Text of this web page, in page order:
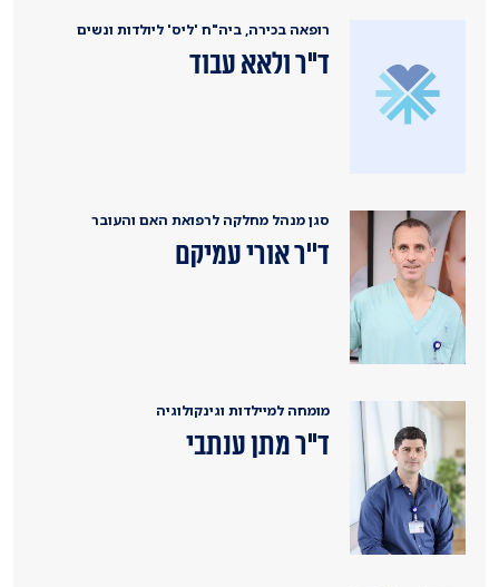
רופאה בכירה, ביה"ח 'ליס' ליולדות ונשים
ד"ר ולאא עבוד
סגן מנהל מחלקה לרפואת האם והעובר
ד''ר אורי עמיקם
מומחה למיילדות וגינקולוגיה
ד"ר מתן ענתבי